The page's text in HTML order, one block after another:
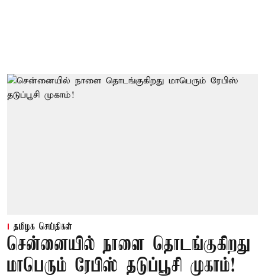
தமிழக செய்திகள்
சென்னையில் நாளை தொடங்குகிறது
மாபெரும் ரேபிஸ் தடுப்பூசி முகாம்!